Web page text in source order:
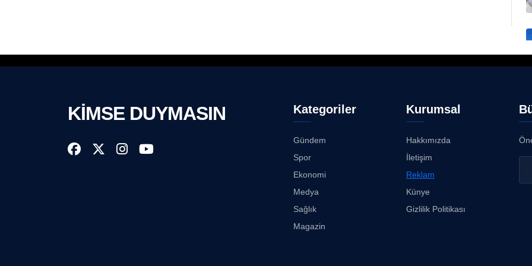
KİMSE DUYMASIN Kategoriler
Gündem
Spor
Ekonomi
Medya
Sağlık
Magazin
Kurumsal
Hakkımızda
İletişim
Reklam
Künye
Gizlilik Politikası